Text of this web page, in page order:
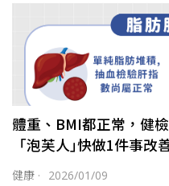
體重、BMI都正常，健
「泡芙人｣快做1件事改
健康 · 2026/01/09